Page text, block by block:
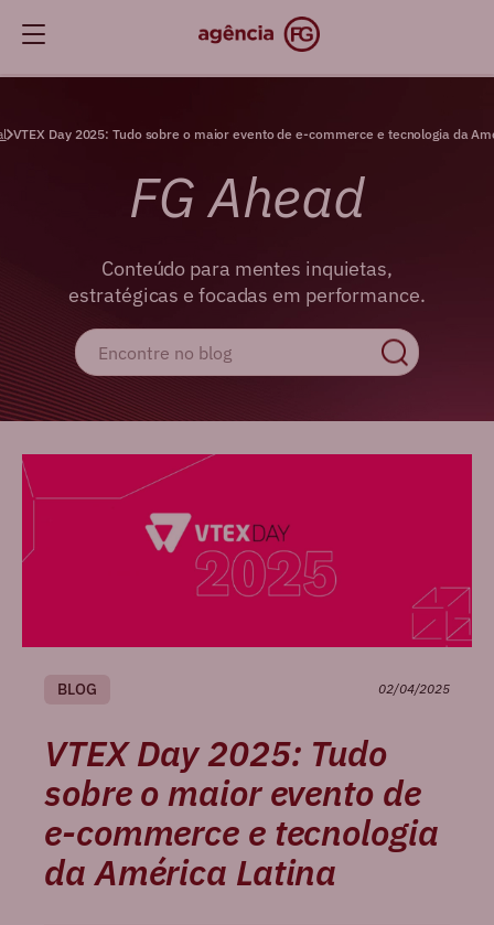
VTEX Day 2025: Tudo sobre o maior evento de e-commerce e tecnologia da
FG Ahead
Conteúdo para mentes inquietas,
estratégicas e focadas em performance.
BLOG 02/04/2025
VTEX Day 2025: Tudo
sobre o maior evento de
e-commerce e tecnologia
da América Latina